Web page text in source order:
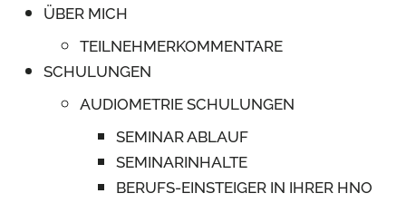
ÜBER MICH
TEILNEHMERKOMMENTARE
SCHULUNGEN
AUDIOMETRIE SCHULUNGEN
SEMINAR ABLAUF
SEMINARINHALTE
BERUFS-EINSTEIGER IN IHRER HNO